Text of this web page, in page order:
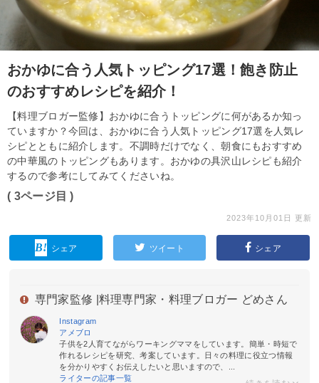
おかゆに合う人気トッピング17選！飽き防止
のおすすめレシピを紹介！
【料理ブロガー監修】おかゆに合うトッピングに何があるか知っ
ていますか？今回は、おかゆに合う人気トッピング17選を人気レ
シピとともに紹介します。不調時だけでなく、朝食にもおすすめ
の中華風のトッピングもあります。おかゆの具沢山レシピも紹介
するので参考にしてみてくださいね。
( 3ページ目 )
2023年10月01日 更新
シェア ツイート シェア
専門家監修 | 料理専門家・料理ブロガー どめさん
Instagram
アメブロ
子供を2人育てながらワーキングママをしています。簡単・時短で
作れるレシピを研究、考案しています。日々の料理に役立つ情報
を分かりやすくお伝えしたいと思いますので、...
ライターの記事一覧